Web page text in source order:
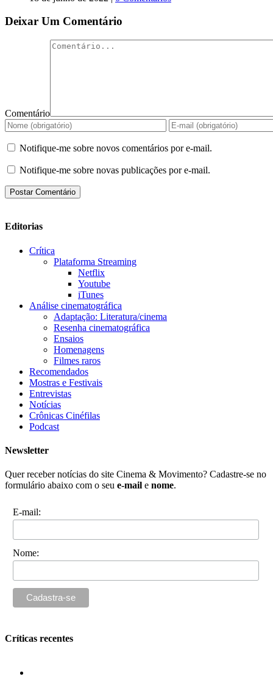
Deixar Um Comentário
Comentário
Notifique-me sobre novos comentários por e-mail.
Notifique-me sobre novas publicações por e-mail.
Editorias
Crítica
Plataforma Streaming
Netflix
Youtube
iTunes
Análise cinematográfica
Adaptação: Literatura/cinema
Resenha cinematográfica
Ensaios
Homenagens
Filmes raros
Recomendados
Mostras e Festivais
Entrevistas
Notícias
Crônicas Cinéfilas
Podcast
Newsletter
Quer receber notícias do site Cinema & Movimento? Cadastre-se no
formulário abaixo com o seu e-mail e nome.
E-mail:
Nome:
Críticas recentes